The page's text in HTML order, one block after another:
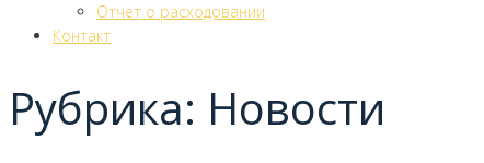
Отчет о расходовании
Контакт
Рубрика: Новости